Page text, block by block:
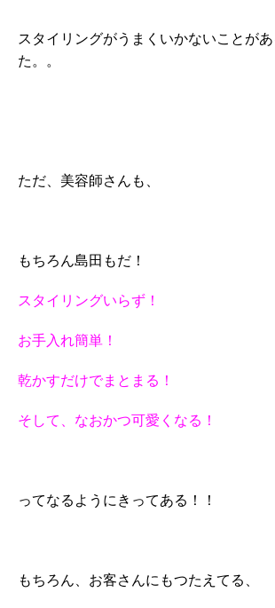
スタイリングがうまくいかないことが
た。。
ただ、美容師さんも、
もちろん島田もだ！
スタイリングいらず！
お手入れ簡単！
乾かすだけでまとまる！
そして、なおかつ可愛くなる！
ってなるようにきってある！！
もちろん、お客さんにもつたえてる、